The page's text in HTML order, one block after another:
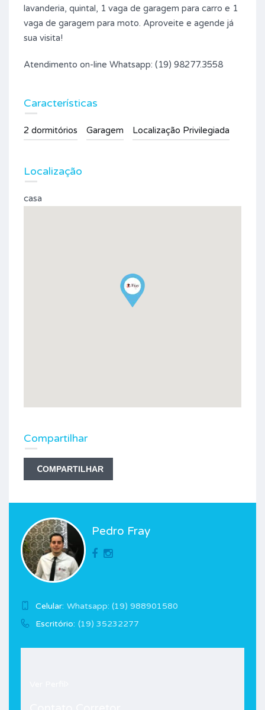
lavanderia, quintal, 1 vaga de garagem para carro e 1
vaga de garagem para moto. Aproveite e agende já
sua visita!
Atendimento on-line Whatsapp: (19) 98277.3558
Características
2 dormitórios Garagem Localização Privilegiada
Localização
casa
Compartilhar
COMPARTILHAR
Pedro Fray
Celular: Whatsapp: (19) 988901580
Escritório: (19) 35232277